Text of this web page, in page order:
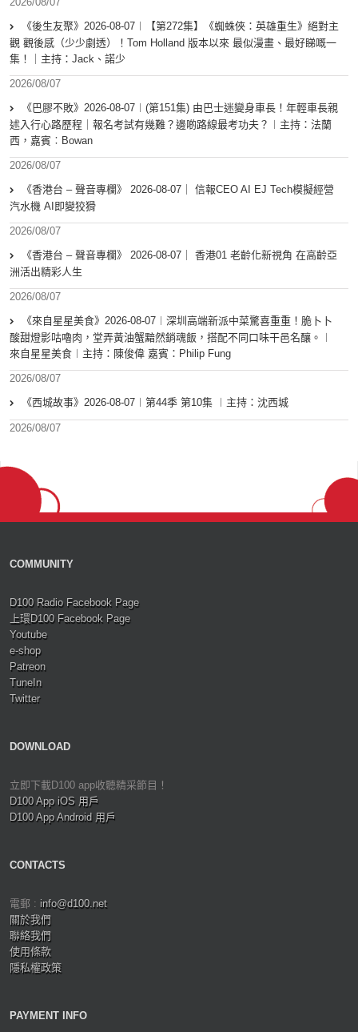
《後生友聚》2026-08-07︱【第272集】《蜘蛛俠：英雄重生》絕對主
觀 觀後感（少少劇透）！Tom Holland 版本以來 最似漫畫、最好睇嘅一
集！｜主持：Jack、諾少
2026/08/07
《巴膠不敗》2026-08-07︱(第151集) 由巴士迷變身車長！年輕車長親
述入行心路歷程｜報名考試有幾難？邊啲路線最考功夫？︱主持：法蘭
西，嘉賓︰Bowan
2026/08/07
《香港台 – 聲音專欄》 2026-08-07｜ 信報CEO AI EJ Tech模擬經營
汽水機 AI即變狡猾
2026/08/07
《香港台 – 聲音專欄》 2026-08-07｜ 香港01 老齡化新視角 在高齡亞
洲活出精彩人生
2026/08/07
《來自星星美食》2026-08-07︱深圳高端新派中菜驚喜重重！脆卜卜
酸甜燈影咕嚕肉，堂弄黃油蟹黯然銷魂飯，搭配不同口味干邑名釀。︱
來自星星美食︱主持：陳俊偉 嘉賓：Philip Fung
2026/08/07
《西城故事》2026-08-07︱第44季 第10集 ︱主持：沈西城
2026/08/07
COMMUNITY
D100 Radio Facebook Page
上環D100 Facebook Page
Youtube
e-shop
Patreon
TuneIn
Twitter
DOWNLOAD
立即下載D100 app收聽精采節目！
D100 App iOS 用戶
D100 App Android 用戶
CONTACTS
電郵 : info@d100.net
關於我們
聯絡我們
使用條款
隱私權政策
PAYMENT INFO